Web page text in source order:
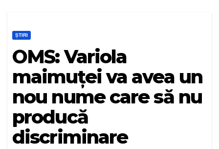
ȘTIRI
OMS: Variola
maimuţei va avea un
nou nume care să nu
producă
discriminare